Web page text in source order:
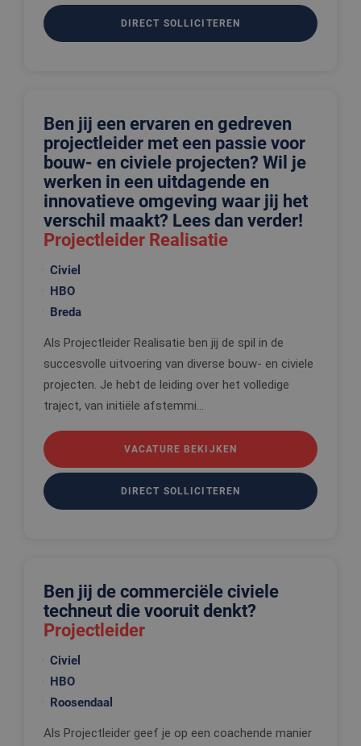
DIRECT SOLLICITEREN
Ben jij een ervaren en gedreven
projectleider met een passie voor
bouw- en civiele projecten? Wil je
werken in een uitdagende en
innovatieve omgeving waar jij het
verschil maakt? Lees dan verder!
Projectleider Realisatie
Civiel
HBO
Breda
Als Projectleider Realisatie ben jij de spil in de
succesvolle uitvoering van diverse bouw- en civiele
projecten. Je hebt de leiding over het volledige
traject, van initiële afstemmi...
VACATURE BEKIJKEN
DIRECT SOLLICITEREN
Ben jij de commerciële civiele
techneut die vooruit denkt?
Projectleider
Civiel
HBO
Roosendaal
Als Projectleider geef je op een coachende manier